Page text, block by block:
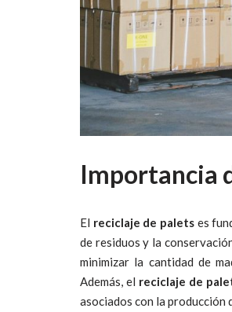
Importancia
El reciclaje de palets es
de residuos y la
minimizar la cantidad de
Además, el reciclaje de
asociados con la producción